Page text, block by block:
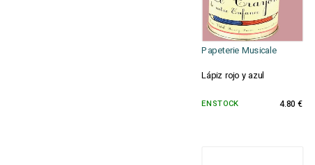
Papeterie Musicale
Lápiz rojo y azul
EN STOCK 4.80 €